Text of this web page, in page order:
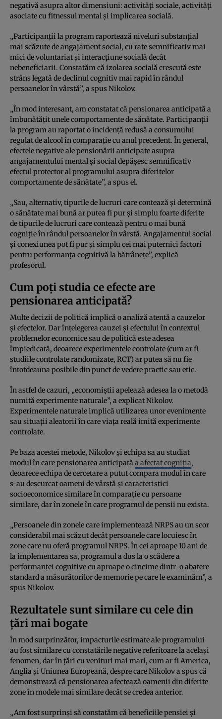
negativă asupra altor dimensiuni: activități sociale, activități
asociate cu fitnessul mental și implicarea socială.
„Participanții la program raportează niveluri substanțial
mai scăzute de angajament social, cu rate semnificativ mai
mici de voluntariat și interacțiune socială decât
nebeneficiarii. Constatăm că izolarea socială crescută este
strâns legată de declinul cognitiv mai rapid în rândul
persoanelor în vârstă”, a spus Nikolov.
„În mod interesant, am constatat că pensionarea anticipată a
îmbunătățit unele comportamente de sănătate. Participanții
la program au raportat o incidență redusă a consumului
regulat de alcool în comparație cu anul precedent. În general,
efectele negative ale pensionării anticipate asupra
angajamentului mental și social depășesc semnificativ
efectul protector al programului asupra diferitelor
comportamente de sănătate”, a spus el.
„Sau, alternativ, tipurile de lucruri care contează și determină
o sănătate mai bună ar putea fi pur și simplu foarte diferite
de tipurile de lucruri care contează pentru o mai bună
cogniție în rândul persoanelor în vârstă. Angajamentul social
și conexiunea pot fi pur și simplu cei mai puternici factori
pentru performanța cognitivă la bătrânețe”, explică
profesorul.
Cum poți studia ce efecte are
pensionarea anticipată?
Multe decizii de politică implică o analiză atentă a cauzelor
și efectelor. Dar înțelegerea cauzei și efectului în contextul
problemelor economice sau de politică este adesea
împiedicată, deoarece experimentele controlate (cum ar fi
studiile controlate randomizate, RCT) ar putea să nu fie
întotdeauna posibile din punct de vedere practic sau etic.
În astfel de cazuri, „economiștii apelează adesea la o metodă
numită experimente naturale”, a explicat Nikolov.
Experimentele naturale implică utilizarea unor evenimente
sau situații aleatorii în care viața reală imită experimente
controlate.
Pe baza acestei metode, Nikolov și echipa sa au studiat
modul în care pensionarea anticipată a afectat cogniția,
deoarece echipa de cercetare a putut compara modul în care
s-au descurcat oameni de vârstă și caracteristici
socioeconomice similare în comparație cu persoane
similare, dar în zonele în care programul de pensii nu exista.
„Persoanele din zonele care implementează NRPS au un scor
considerabil mai scăzut decât persoanele care locuiesc în
zone care nu oferă programul NRPS. În cei aproape 10 ani de
la implementarea sa, programul a dus la o scădere a
performanței cognitive cu aproape o cincime dintr-o abatere
standard a măsurătorilor de memorie pe care le examinăm”, a
spus Nikolov.
Rezultatele sunt similare cu cele din
țări mai bogate
În mod surprinzător, impacturile estimate ale programului
au fost similare cu constatările negative referitoare la același
fenomen, dar în țări cu venituri mai mari, cum ar fi America,
Anglia și Uniunea Europeană, despre care Nikolov a spus că
demonstrează că pensionarea afectează oamenii din diferite
zone în modele mai similare decât se credea anterior.
„Am fost surprinși să constatăm că beneficiile pensiei și